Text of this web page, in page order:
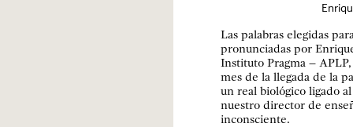
Las palabras elegidas
pronunciadas por
Instituto Pragma –
mes de la llegada de la
un real biológico ligado
nuestro director de
inconsciente.